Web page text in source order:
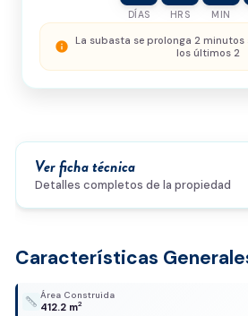
Enviar solicitud
DÍAS HRS MIN
info La subasta se prolonga 2 minutos
los últimos 2
Ver ficha técnica
Detalles completos de la propiedad
Características
Área Construida
412.2 m2